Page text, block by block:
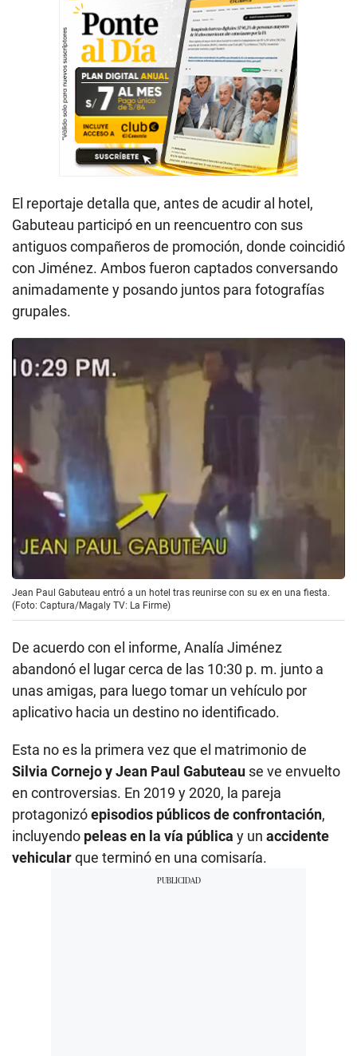
El reportaje detalla que, antes de acudir al hotel,
Gabuteau participó en un reencuentro con sus
antiguos compañeros de promoción, donde coincidió
con Jiménez. Ambos fueron captados conversando
animadamente y posando juntos para fotografías
grupales.
Jean Paul Gabuteau entró a un hotel tras reunirse con su ex en una fiesta.
(Foto: Captura/Magaly TV: La Firme)
De acuerdo con el informe, Analía Jiménez
abandonó el lugar cerca de las 10:30 p. m. junto a
unas amigas, para luego tomar un vehículo por
aplicativo hacia un destino no identificado.
Esta no es la primera vez que el matrimonio de
Silvia Cornejo y Jean Paul Gabuteau se ve envuelto
en controversias. En 2019 y 2020, la pareja
protagonizóepisodios públicos de confrontación,
incluyendo peleas en la vía pública y un accidente
vehicularque terminó en una comisaría.